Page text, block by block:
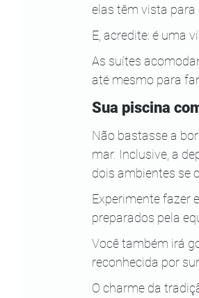
elas têm vista
E, acredite: é uma
As suítes
até mesmo para
Sua piscina
Não bastasse a
mar. Inclusive, a
dois ambientes se
Experimente fazer
preparados pela
Você também irá
reconhecida por
O charme da